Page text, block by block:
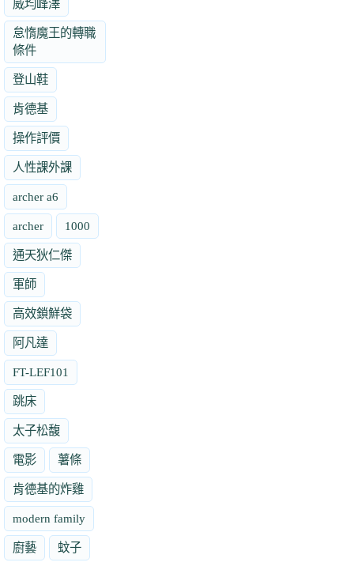
威均峰澤
怠惰魔王的轉職
條件
登山鞋
肯德基
操作評價
人性課外課
archer a6
archer 1000
通天狄仁傑
軍師
高效鎖鮮袋
阿凡達
FT-LEF101
跳床
太子松馥
電影 薯條
肯德基的炸雞
modern family
廚藝 蚊子